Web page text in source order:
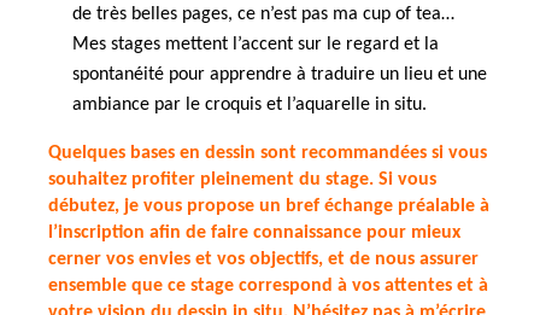
de très belles pages, ce n’est pas ma cup of tea…
Mes stages mettent l’accent sur le regard et la
spontanéité pour apprendre à traduire un lieu et une
ambiance par le croquis et l’aquarelle in situ.
Quelques bases en dessin sont recommandées si vous
souhaitez profiter pleinement du stage. Si vous
débutez, je vous propose un bref échange préalable à
l’inscription afin de faire connaissance pour mieux
cerner vos envies et vos objectifs, et de nous assurer
ensemble que ce stage correspond à vos attentes et à